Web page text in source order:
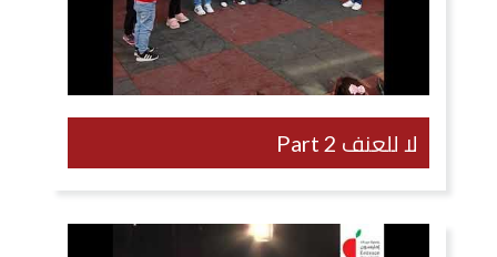
لا للعنف Part 2